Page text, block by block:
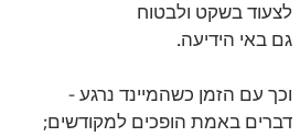
לצעוד בשקט ולבטוח
גם באי הידיעה.
וכך עם הזמן כשהמיינד נרגע -
דברים באמת הופכים למקודשים;